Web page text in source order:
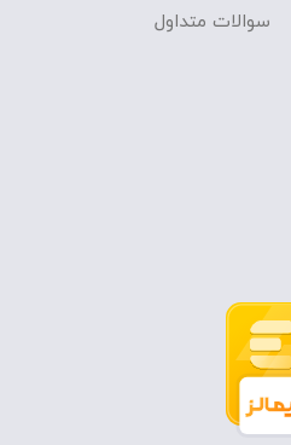
سوالات متداول